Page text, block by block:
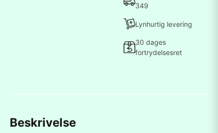
349
Lynhurtig levering
30 dages
fortrydelsesret
Beskrivelse